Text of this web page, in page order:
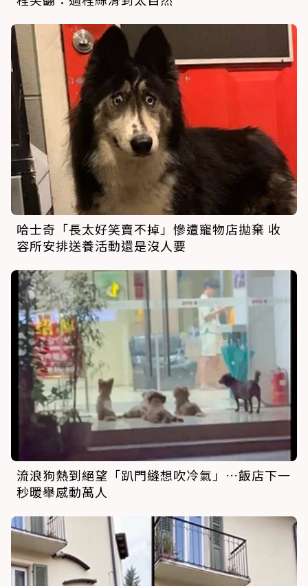
哈士奇「長太好笑賣不掉」慘遭寵物店拋棄 收
容所安排送養活動還是沒人要
流浪狗熱到絕望「趴門縫想吹冷氣」…飯店下一
秒暖舉感動萬人